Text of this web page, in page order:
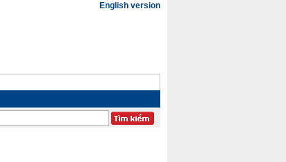
English version